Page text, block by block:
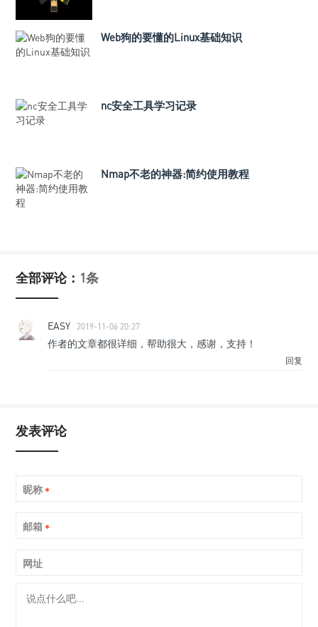
Web狗的要懂的Linux基础知识
nc安全工具学习记录
Nmap不老的神器:简约使用教程
全部评论： 1条
EASY 2019-11-06 20:27
作者的文章都很详细，帮助很大，感谢，支持！
回复
发表评论
昵称 *
邮箱 *
网址